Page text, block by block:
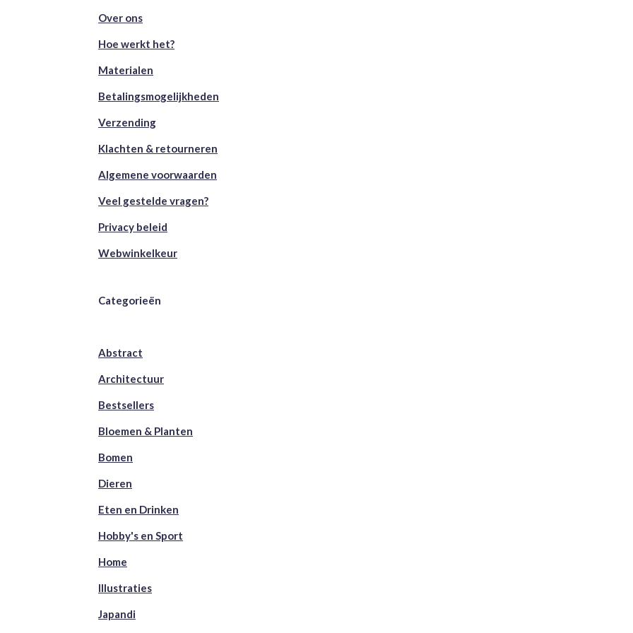
Over ons
Hoe werkt het?
Materialen
Betalingsmogelijkheden
Verzending
Klachten & retourneren
Algemene voorwaarden
Veel gestelde vragen?
Privacy beleid
Webwinkelkeur
Categorieën
Abstract
Architectuur
Bestsellers
Bloemen & Planten
Bomen
Dieren
Eten en Drinken
Hobby's en Sport
Home
Illustraties
Japandi